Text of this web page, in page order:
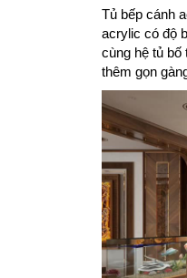
Tủ bếp cánh
acrylic có độ
cùng hệ tủ bố
thêm gọn